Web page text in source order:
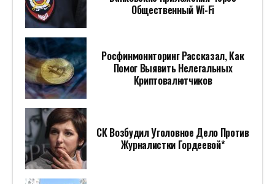
Общественный Wi-Fi
Росфинмониторинг Рассказал, Как
Помог Выявить Нелегальных
Криптовалютчиков
СК Возбудил Уголовное Дело Против
Журналистки Гордеевой*